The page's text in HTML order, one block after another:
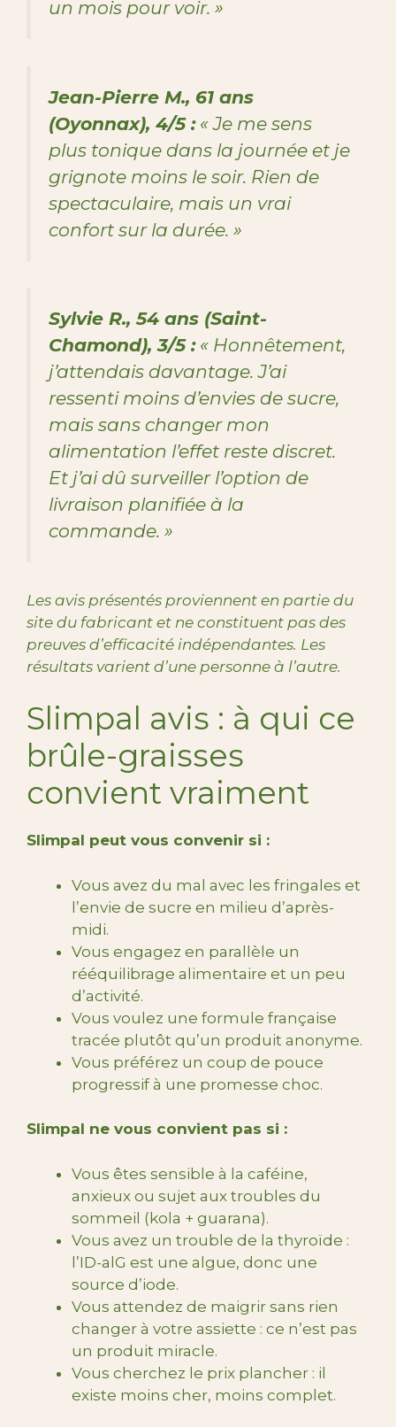
un mois pour voir. »
Jean-Pierre M., 61 ans
(Oyonnax), 4/5 :« Je me sens
plus tonique dans la journée et je
grignote moins le soir. Rien de
spectaculaire, mais un vrai
confort sur la durée. »
Sylvie R., 54 ans (Saint-
Chamond), 3/5 :« Honnêtement,
j’attendais davantage. J’ai
ressenti moins d’envies de sucre,
mais sans changer mon
alimentation l’effet reste discret.
Et j’ai dû surveiller l’option de
livraison planifiée à la
commande. »
Les avis présentés proviennent en partie du
site du fabricant et ne constituent pas des
preuves d’efficacité indépendantes. Les
résultats varient d’une personne à l’autre.
Slimpal avis : à qui ce
brûle-graisses
convient vraiment
Slimpal peut vous convenir si :
Vous avez du mal avec les fringales et
l’envie de sucre en milieu d’après-
midi.
Vous engagez en parallèle un
rééquilibrage alimentaire et un peu
d’activité.
Vous voulez une formule française
tracée plutôt qu’un produit anonyme.
Vous préférez un coup de pouce
progressif à une promesse choc.
Slimpal ne vous convient pas si :
Vous êtes sensible à la caféine,
anxieux ou sujet aux troubles du
sommeil (kola + guarana).
Vous avez un trouble de la thyroïde :
l’ID-alG est une algue, donc une
source d’iode.
Vous attendez de maigrir sans rien
changer à votre assiette : ce n’est pas
un produit miracle.
Vous cherchez le prix plancher : il
existe moins cher, moins complet.